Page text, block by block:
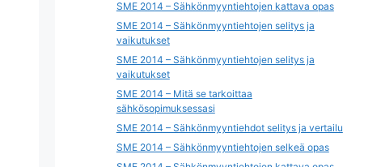
SME 2014 – Sähkönmyyntiehtojen kattava opas
SME 2014 – Sähkönmyyntiehtojen selitys ja
vaikutukset
SME 2014 – Sähkönmyyntiehtojen selitys ja
vaikutukset
SME 2014 – Mitä se tarkoittaa
sähkösopimuksessasi
SME 2014 – Sähkönmyyntiehdot selitys ja vertailu
SME 2014 – Sähkönmyyntiehtojen selkeä opas